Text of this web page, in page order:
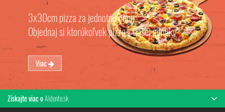
3x30cm pizza za jednotnú cenu.
Objednaj si ktorúkoľvek pizzu z našej ponuky
Viac
Získajte viac oAldente.sk